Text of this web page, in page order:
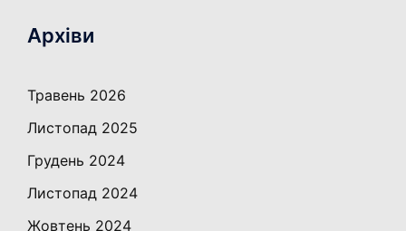
Архіви
Травень 2026
Листопад 2025
Грудень 2024
Листопад 2024
Жовтень 2024